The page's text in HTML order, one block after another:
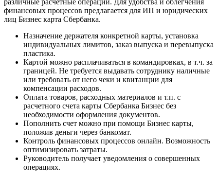
ип
Отзывы
и
•
Как
установить
лимит
финансовых процессов предлагается для ИП и юридических
лиц Бизнес карта Сбербанка.
Назначение держателя конкретной карты, установка
индивидуальных лимитов, заказ выпуска и перевыпуска
пластика.
Картой можно расплачиваться в командировках, в т.ч. за
границей. Не требуется выдавать сотруднику наличные
или требовать от него чеки и квитанции для
компенсации расходов.
Оплата товаров, расходных материалов и т.п. с
расчетного счета карты Сбербанка Бизнес без
необходимости оформления документов.
Пополнить счет можно при помощи Бизнес карты,
положив деньги через банкомат.
Контроль финансовых процессов онлайн. Возможность
оптимизировать затраты.
Руководитель получает уведомления о совершенных
операциях.